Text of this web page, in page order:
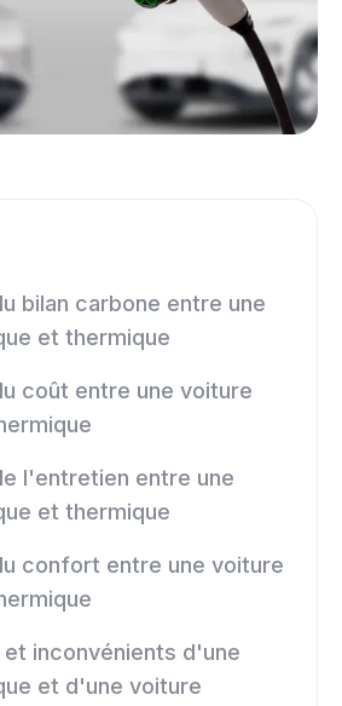
bilan carbone entre une
et thermique
coût entre une voiture
l'entretien entre une
et thermique
confort entre une voiture
inconvénients d'une
et d'une voiture